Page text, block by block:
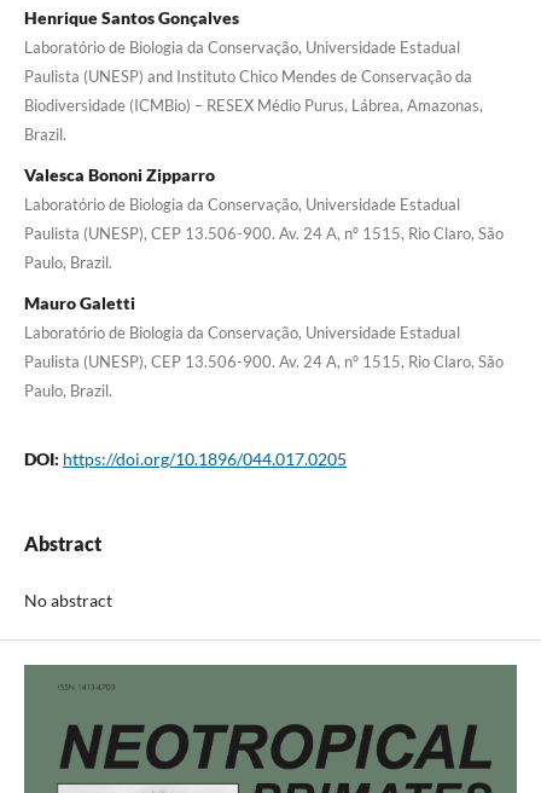
Henrique Santos Gonçalves
Laboratório de Biologia da Conservação, Universidade Estadual
Paulista (UNESP) and Instituto Chico Mendes de Conservação da
Biodiversidade (ICMBio) – RESEX Médio Purus, Lábrea, Amazonas,
Brazil.
Valesca Bononi Zipparro
Laboratório de Biologia da Conservação, Universidade Estadual
Paulista (UNESP), CEP 13.506-900. Av. 24 A, nº 1515, Rio Claro, São
Paulo, Brazil.
Mauro Galetti
Laboratório de Biologia da Conservação, Universidade Estadual
Paulista (UNESP), CEP 13.506-900. Av. 24 A, nº 1515, Rio Claro, São
Paulo, Brazil.
DOI: https://doi.org/10.1896/044.017.0205
Abstract
No abstract